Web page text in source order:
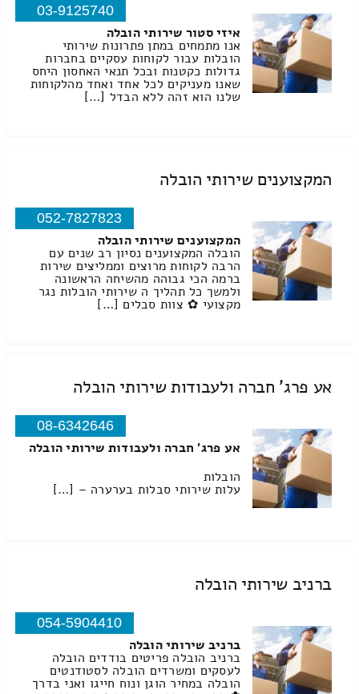
03-9125740
איזי סטור שירותי הובלה
אנו מתמחים במתן פתרונות שירותי
הובלות עבור לקוחות עסקיים בחברות
גדולות כקטנות ובכל תנאי האחסון היחס
שאנו מעניקים לכל אחד ואחד מהלקוחות
שלנו הוא זהה ללא הבדל […]
המקצוענים שירותי הובלה
052-7827823
המקצוענים שירותי הובלה
הובלה המקצוענים נסיון רב שנים עם
הרבה לקוחות מרוצים וממליצים שירות
ברמה הכי גבוהה מהשיחה הראשונה
ולמשך כל תהליך ה שירותי הובלות נגר
מקצועי ✿ צוות סבלים […]
אע פרג' חברה ולעבודות שירותי הובלה
08-6342646
אע פרג' חברה ולעבודות שירותי הובלה
הובלות
עלות שירותי סבלות בערערה – […]
ברניב שירותי הובלה
054-5904410
ברניב שירותי הובלה
ברניב הובלה פריטים בודדים הובלה
לעסקים ומשרדים הובלה לסטודנטים
הובלה במחיר הוגן ונוח חייגו ואני בדרך